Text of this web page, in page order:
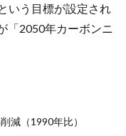
いう目標が設定され
「2050年カーボンニ
減（1990年比）